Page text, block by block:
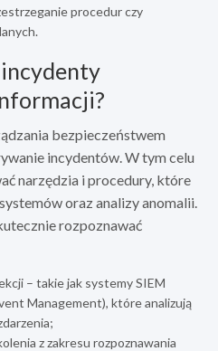
procedur czy
incydenty
bezpieczeństwem
incydentów. W tym celu
narzędzia i procedury, które
oraz analizy anomalii.
rozpoznawać
– takie jak systemy SIEM
Management), które analizują
z zakresu rozpoznawania